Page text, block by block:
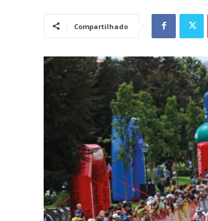
Compartilhado